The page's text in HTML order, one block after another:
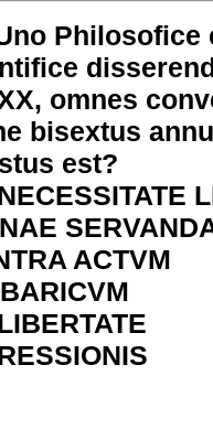
Philosofice
omnes
bisextus
est?
ACTVM